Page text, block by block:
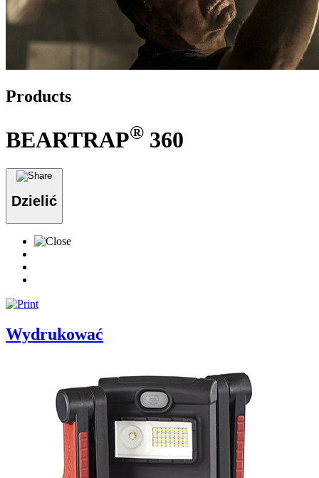
Products
BEARTRAP® 360
Dzielić
Wydrukować